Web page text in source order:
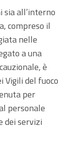
sia all’interno
compreso il
nelle
a una
è
Vigili del fuoco
per
personale
dei servizi